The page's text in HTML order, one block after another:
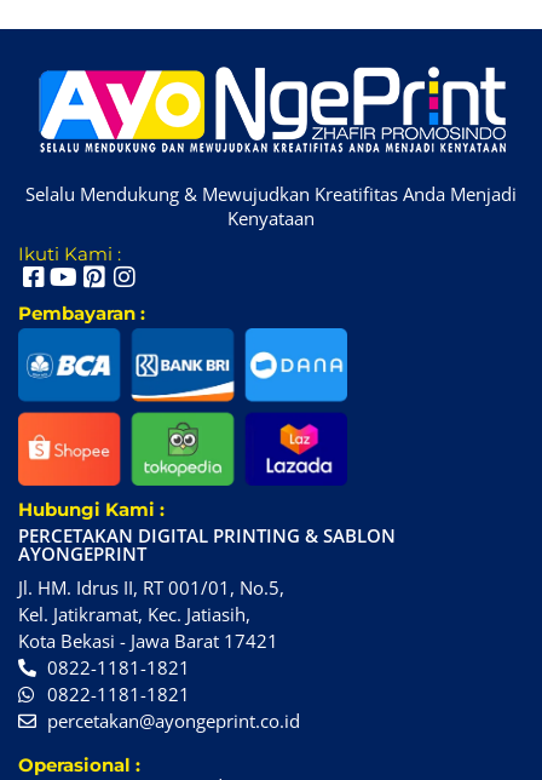
Selalu Mendukung & Mewujudkan Kreatifitas Anda Menjadi
Kenyataan
Ikuti Kami :
Pembayaran :
Hubungi Kami :
PERCETAKAN DIGITAL PRINTING & SABLON
AYONGEPRINT
Jl. HM. Idrus II, RT 001/01, No.5,
Kel. Jatikramat, Kec. Jatiasih,
Kota Bekasi - Jawa Barat 17421
0822-1181-1821
0822-1181-1821
percetakan@ayongeprint.co.id
Operasional :